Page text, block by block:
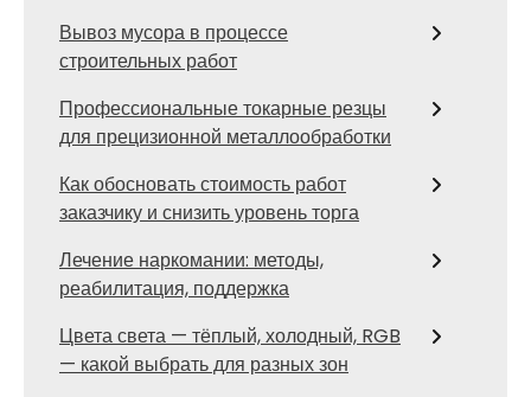
Вывоз мусора в процессе
строительных работ
Профессиональные токарные резцы
для прецизионной металлообработки
Как обосновать стоимость работ
заказчику и снизить уровень торга
Лечение наркомании: методы,
реабилитация, поддержка
Цвета света — тёплый, холодный, RGB
— какой выбрать для разных зон